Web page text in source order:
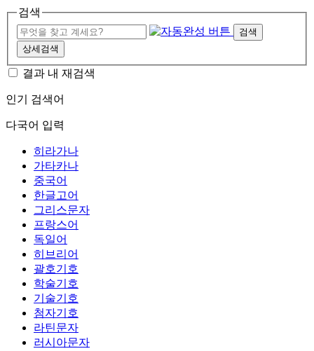
검색
검색
상세검색
결과 내 재검색
인기 검색어
다국어 입력
히라가나
가타카나
중국어
한글고어
그리스문자
프랑스어
독일어
히브리어
괄호기호
학술기호
기술기호
첨자기호
라틴문자
러시아문자